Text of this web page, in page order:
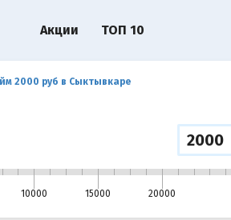
2000 руб в Сыктывкаре
10000 15000 20000
Акции ТОП 10